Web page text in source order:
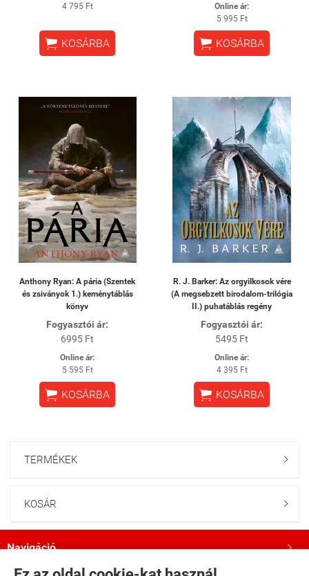
4 795 Ft
 KOSÁRBA
Online ár:
5 995 Ft
 KOSÁRBA
Anthony Ryan: A pária (Szentek
és zsiványok 1.) keménytáblás
könyv
Fogyasztói ár:
6995 Ft
Online ár:
5 595 Ft
 KOSÁRBA
R. J. Barker: Az orgyilkosok vére
(A megsebzett birodalom-trilógia
II.) puhatáblás regény
Fogyasztói ár:
5495 Ft
Online ár:
4 395 Ft
 KOSÁRBA
TERMÉKEK 
KOSÁR 
Navigáció 